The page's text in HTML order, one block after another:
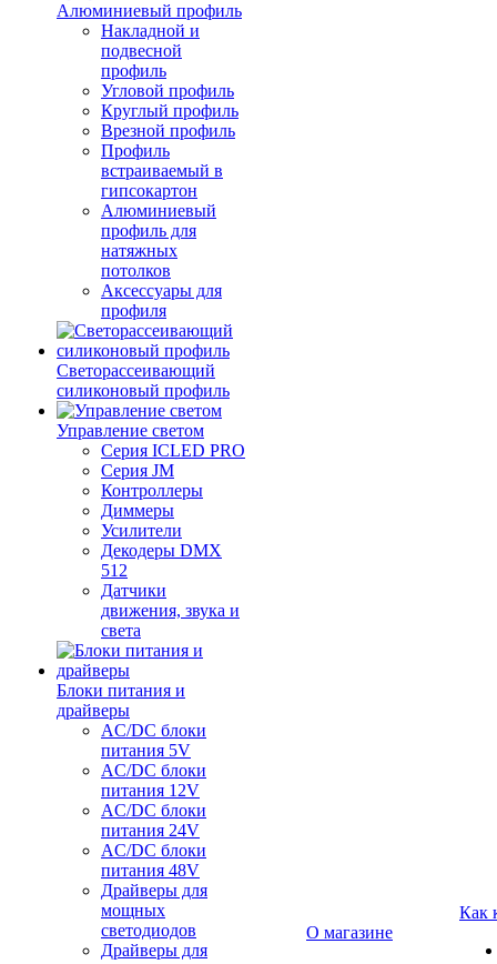
Алюминиевый профиль
Накладной и
подвесной
профиль
Угловой профиль
Круглый профиль
Врезной профиль
Профиль
встраиваемый в
гипсокартон
Алюминиевый
профиль для
натяжных
потолков
Аксессуары для
профиля
Светорассеивающий
силиконовый профиль
Управление светом
Серия ICLED PRO
Серия JM
Контроллеры
Диммеры
Усилители
Декодеры DMX
512
Датчики
движения, звука и
света
Блоки питания и
драйверы
AC/DC блоки
питания 5V
AC/DC блоки
питания 12V
AC/DC блоки
питания 24V
AC/DC блоки
питания 48V
Драйверы для
мощных
светодиодов
Драйверы для
О магазине
Как